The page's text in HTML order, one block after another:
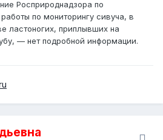
Росприроднадзора по
по мониторингу сивуча, в
ластоногих, приплывших на
— нет подробной информации.